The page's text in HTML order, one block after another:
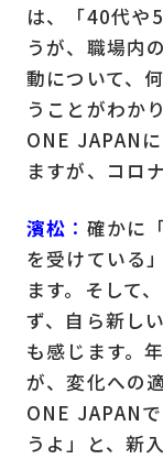
は、「40代や
うが、職場内
動について、
うことがわか
ONE JAPAN
ますが、コロ
濱松 ： 確かに
を受けている
ます。そして
ず、自ら新し
も感じます。
が、変化への
ONE JAPAN
うよ」と、新